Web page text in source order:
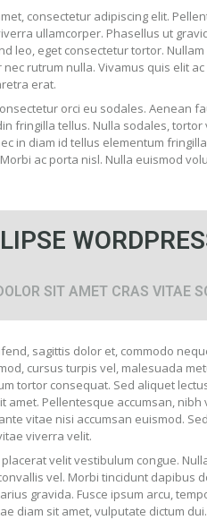
consectetur adipiscing elit.
ullamcorper. Phasellus ut
leo, eget consectetur tortor.
rutrum nulla. Vivamus quis elit
erat.
orci eu sodales. Aenean
fringilla tellus. Nulla sodales,
in diam id tellus elementum
ac porta nisl. Nulla euismod
SIT AMET CRAS VITAE
sagittis dolor et, commodo
cursus turpis vel, malesuada
tortor consequat. Sed aliquet
amet. Pellentesque accumsan,
vitae nisi accumsan euismod.
viverra velit.
velit vestibulum congue.
vel. Morbi tincidunt dapibus
gravida. Fusce ipsum arcu,
diam sit amet, vulputate dictum